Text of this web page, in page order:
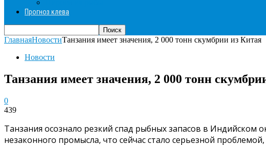
Прогноз клева
ГлавнаяНовостиТанзания имеет значения, 2 000 тонн скумбрии из Китая
Новости
Танзания имеет значения, 2 000 тонн
0
439
Танзания осознало резкий спад рыбных запасов в
незаконного промысла, что сейчас стало серьезной